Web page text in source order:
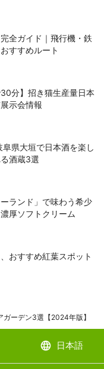
全ガイド｜飛行機・鉄
すすめルート
30分】招き猫生産量日本
示会情報
県大垣で日本酒を楽し
酒蔵3選
ランド」で味わう希少
厚ソフトクリーム
おすすめ紅葉スポット
ガーデン3選【2024年版】
language 日本語